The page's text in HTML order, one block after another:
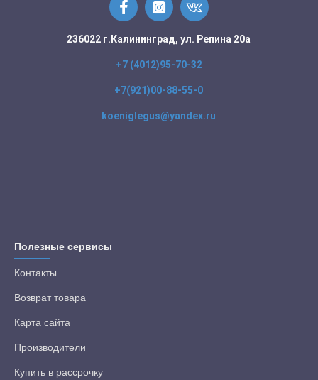
236022 г.Калининград, ул. Репина 20а
+7 (4012)95-70-32
+7(921)00-88-55-0
koeniglegus@yandex.ru
Полезные сервисы
Контакты
Возврат товара
Карта сайта
Производители
Купить в рассрочку